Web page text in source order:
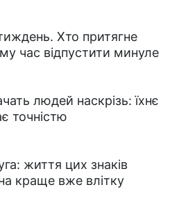
Хто притягне
час відпустити минуле
людей наскрізь: їхнє
точністю
життя цих знаків
краще вже влітку